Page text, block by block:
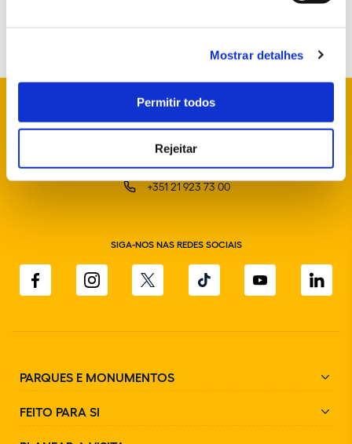
Mostrar detalhes
Permitir todos
Rejeitar
info@parquesdesintra.pt
+351 21 923 73 00
SIGA-NOS NAS REDES SOCIAIS
PARQUES E MONUMENTOS
FEITO PARA SI